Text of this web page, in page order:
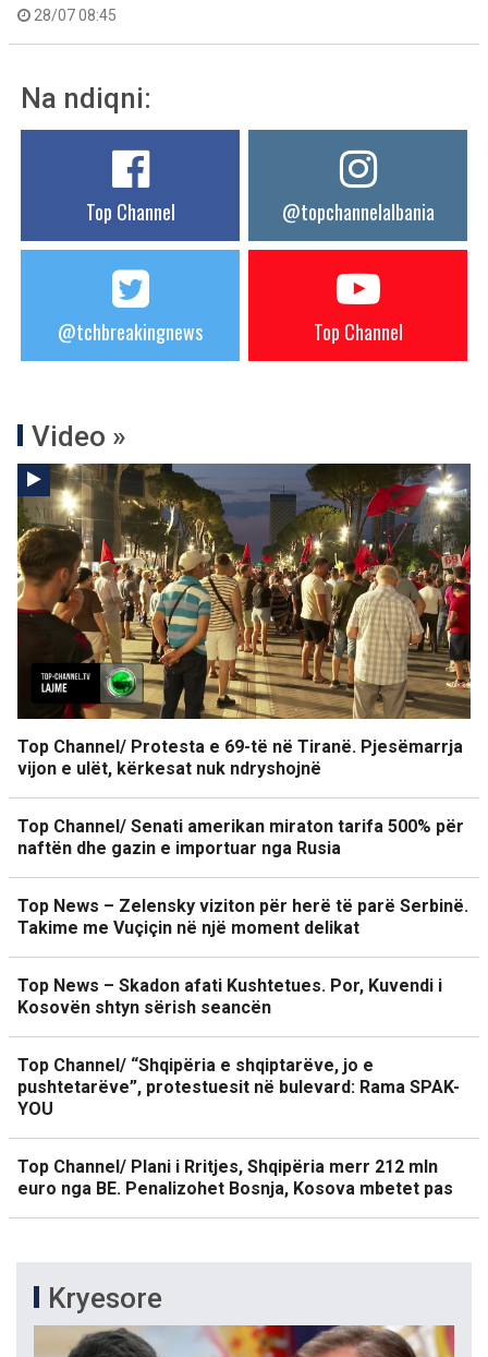
28/07 08:45
Na ndiqni:
Top Channel @topchannelalbania
@tchbreakingnews Top Channel
Video »
Top Channel/ Protesta e 69-të në Tiranë. Pjesëmarrja
vijon e ulët, kërkesat nuk ndryshojnë
Top Channel/ Senati amerikan miraton tarifa 500% për
naftën dhe gazin e importuar nga Rusia
Top News – Zelensky viziton për herë të parë Serbinë.
Takime me Vuçiçin në një moment delikat
Top News – Skadon afati Kushtetues. Por, Kuvendi i
Kosovën shtyn sërish seancën
Top Channel/ “Shqipëria e shqiptarëve, jo e
pushtetarëve”, protestuesit në bulevard: Rama SPAK-
YOU
Top Channel/ Plani i Rritjes, Shqipëria merr 212 mln
euro nga BE. Penalizohet Bosnja, Kosova mbetet pas
Kryesore